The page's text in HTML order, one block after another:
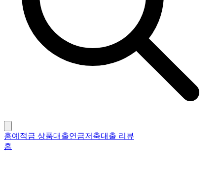
홈예적금 상품대출연금저축대출 리뷰
홈